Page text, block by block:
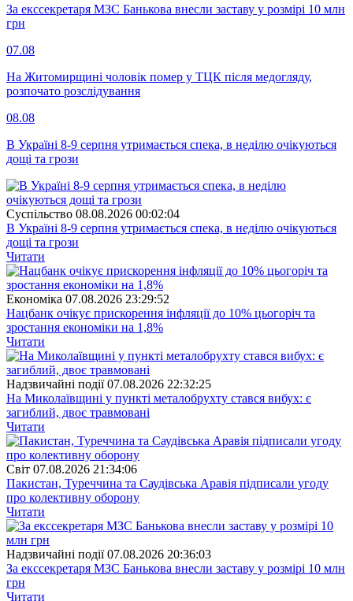
За екссекретаря МЗС Банькова внесли заставу у розмірі 10 млн
грн
07.08
На Житомирщині чоловік помер у ТЦК після медогляду,
розпочато розслідування
08.08
В Україні 8-9 серпня утримається спека, в неділю очікуються
дощі та грози
Суспiльство 08.08.2026 00:02:04
В Україні 8-9 серпня утримається спека, в неділю очікуються
дощі та грози
Читати
Економіка 07.08.2026 23:29:52
Нацбанк очікує прискорення інфляції до 10% цьогоріч та
зростання економіки на 1,8%
Читати
Надзвичайні події 07.08.2026 22:32:25
На Миколаївщині у пункті металобрухту стався вибух: є
загиблий, двоє травмовані
Читати
Свiт 07.08.2026 21:34:06
Пакистан, Туреччина та Саудівська Аравія підписали угоду
про колективну оборону
Читати
Надзвичайні події 07.08.2026 20:36:03
За екссекретаря МЗС Банькова внесли заставу у розмірі 10 млн
грн
Читати